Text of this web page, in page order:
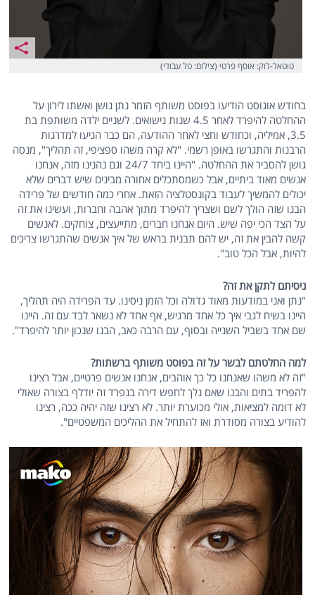
טוטאל-לוק: אוסף פרטי (צילום: טל עבודי)
בחודש אוגוסט הודיעו בפוסט משותף הזמר נתן גושן ואשתו לירון על
ההחלטה להיפרד לאחר 4.5 שנות נישואים. לשניים ילדה משותפת בת
3.5, אמיליה, וכחודש וחצי לאחר ההודעה, הם כבר הגיעו למדרגות
הרבנות והתגרשו באופן רשמי. "לא קרה משהו ספציפי, זה תהליך", מנסה
גושן להסביר את ההחלטה. "היינו ביחד 24/7 וגם נהנינו מזה, אנחנו
אנשים מאוד ביתיים, אבל כשמסתכלים אחורה מבינים שיש דברים שלא
יכולים להמשיך לעבוד בקונסטלציה הזאת. אחרי כמה חודשים של פרידה
הבנו שזה הולך לשם ושצריך להיפרד מתוך אהבה וחברות, ועשינו את זה
על הצד הכי יפה שיש. היום אנחנו חברים, מתייעצים, צוחקים. לאנשים
קשה להבין את זה, יש להם תבנית בראש של איך אנשים שהתגרשו צריכים
להיות, אבל הכל טוב".
ניסיתם לתקן את זה?
"נתן ואני במודעות מאוד גדולה וכל הזמן ניסינו. עד הפרידה היה תהליך,
היינו בשיח לגבי איך כל אחד מרגיש, אף אחד לא נשאר לבד עם זה. היינו
שם אחד בשביל השנייה ובסוף, עם הרבה כאב, הבנו שנכון יותר להיפרד".
למה החלטתם לבשר על זה בפוסט משותף ברשתות?
"זה לא משהו שאנחנו כל כך אוהבים, אנחנו אנשים פרטיים, אבל רצינו
להפריד בתים והבנו שאם נלך לחפש דירה בנפרד זה יודלף בצורה שאולי
לא דומה למציאות, אולי מכוערת יותר. לא רצינו שזה יהיה ככה, רצינו
להודיע בצורה מסודרת ואז להתחיל את ההליכים המשפטיים".